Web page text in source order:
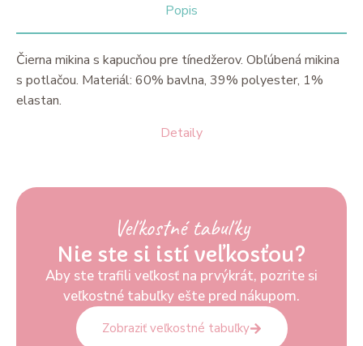
Popis
Detaily
Čierna mikina s kapucňou pre tínedžerov. Obľúbená mikina
s potlačou. Materiál: 60% bavlna, 39% polyester, 1%
elastan.
Veľkostné tabuľky
Nie ste si istí veľkosťou?
Aby ste trafili veľkosť na prvýkrát, pozrite si
veľkostné tabuľky ešte pred nákupom.
Zobraziť veľkostné tabuľky